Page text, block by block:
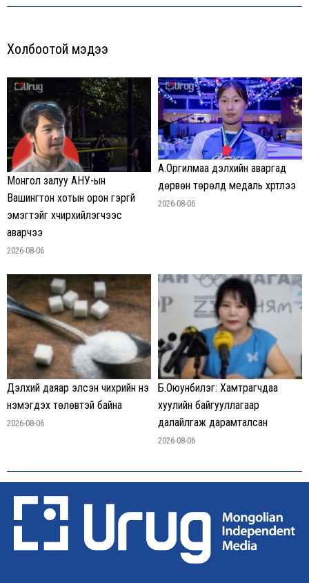
Холбоотой мэдээ
Монгол залуу АНУ-ын
Вашингтон хотын орон гэргүй
эмэгтэйг хүчирхийлэгчээс
аварчээ
2026-08-06
А.Оргилмаа дэлхийн аваргад
дөрвөн төрөлд медаль хүртлээ
2026-08-06
Дэлхий даяар элсэн чихрийн үнэ
нэмэгдэх төлөвтэй байна
2026-08-06
Б.Оюунбилэг: Хамтрагчдаа
хуулийн байгууллагаар
далайлгаж дарамталсан
2026-08-06